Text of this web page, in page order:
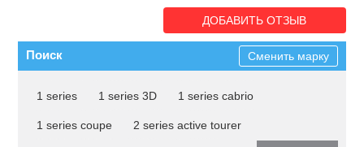
ДОБАВИТЬ ОТЗЫВ
Поиск Сменить марку
1 series 1 series 3D 1 series cabrio
1 series coupe 2 series active tourer